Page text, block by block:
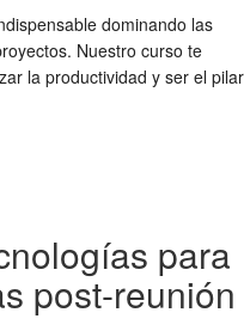
dominando las
Nuestro curso te
la productividad y ser el pilar
para
post-reunión